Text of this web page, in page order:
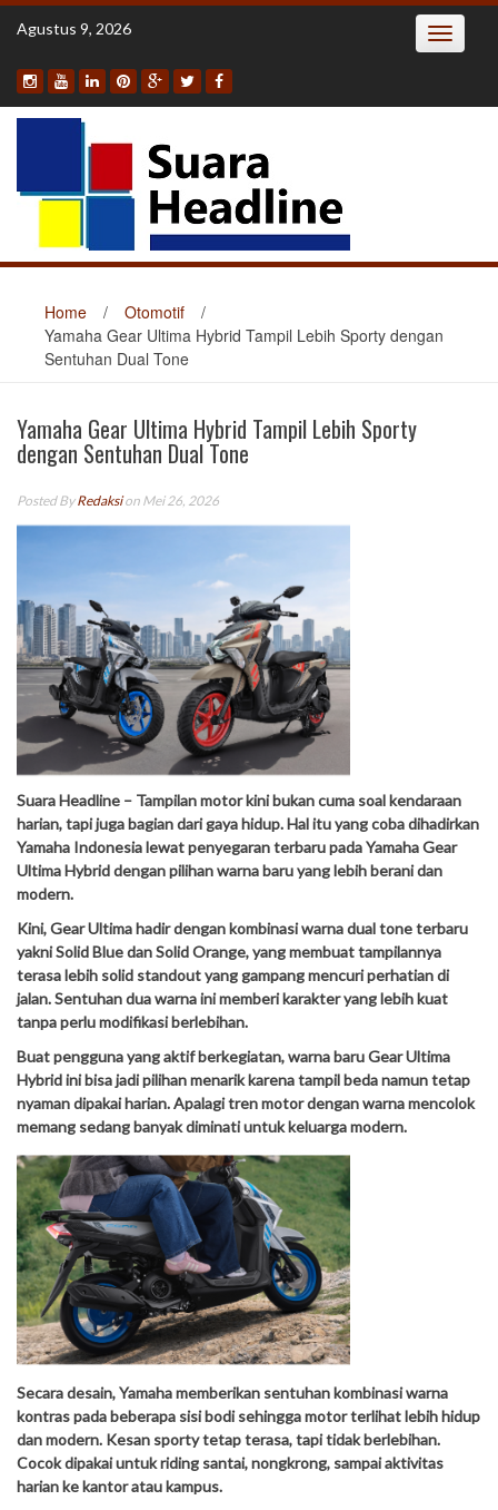
Skip
Agustus 9, 2026 Toggle
Home / Otomotif
/
Yamaha Gear Ultima Hybrid Tampil Lebih Sporty dengan
Sentuhan Dual Tone
Yamaha Gear Ultima Hybrid Tampil Lebih Sporty
dengan Sentuhan Dual Tone
Posted ByRedaksion Mei 26, 2026
Suara Headline – Tampilan motor kini bukan cuma soal kendaraan
harian, tapi juga bagian dari gaya hidup. Hal itu yang coba dihadirkan
Yamaha Indonesia lewat penyegaran terbaru pada Yamaha Gear
Ultima Hybrid dengan pilihan warna baru yang lebih berani dan
modern.
Kini, Gear Ultima hadir dengan kombinasi warna dual tone terbaru
yakni Solid Blue dan Solid Orange, yang membuat tampilannya
terasa lebih solid standout yang gampang mencuri perhatian di
jalan. Sentuhan dua warna ini memberi karakter yang lebih kuat
tanpa perlu modifikasi berlebihan.
Buat pengguna yang aktif berkegiatan, warna baru Gear Ultima
Hybrid ini bisa jadi pilihan menarik karena tampil beda namun tetap
nyaman dipakai harian. Apalagi tren motor dengan warna mencolok
memang sedang banyak diminati untuk keluarga modern.
Secara desain, Yamaha memberikan sentuhan kombinasi warna
kontras pada beberapa sisi bodi sehingga motor terlihat lebih hidup
dan modern. Kesan sporty tetap terasa, tapi tidak berlebihan.
Cocok dipakai untuk riding santai, nongkrong, sampai aktivitas
harian ke kantor atau kampus.